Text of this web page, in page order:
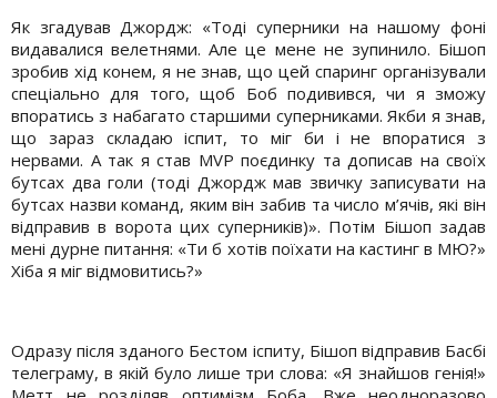
Як згадував Джордж: «Тоді суперники на нашому фоні
видавалися велетнями. Але це мене не зупинило. Бішоп
зробив хід конем, я не знав, що цей спаринг організували
спеціально для того, щоб Боб подивився, чи я зможу
впоратись з набагато старшими суперниками. Якби я знав,
що зараз складаю іспит, то міг би і не впоратися з
нервами. А так я став MVP поєдинку та дописав на своїх
бутсах два голи (тоді Джордж мав звичку записувати на
бутсах назви команд, яким він забив та число м’ячів, які він
відправив в ворота цих суперників)». Потім Бішоп задав
мені дурне питання: «Ти б хотів поїхати на кастинг в МЮ?»
Хіба я міг відмовитись?»
Одразу після зданого Бестом іспиту, Бішоп відправив Басбі
телеграму, в якій було лише три слова: «Я знайшов генія!»